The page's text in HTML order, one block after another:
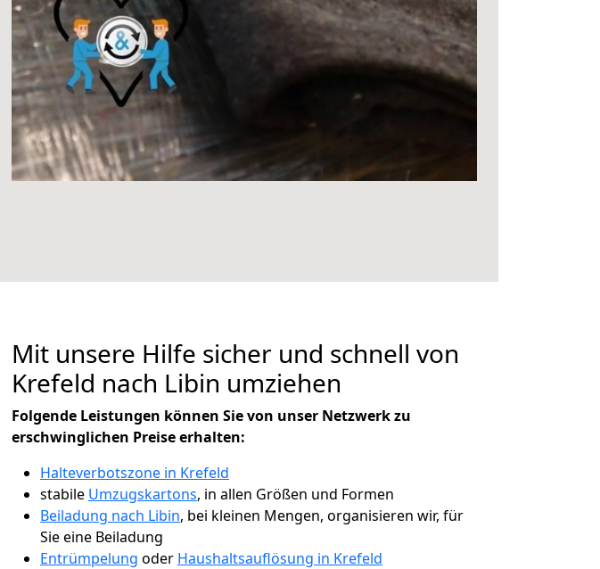
Mit unsere Hilfe sicher und schnell von
Krefeld nach Libin umziehen
Folgende Leistungen können Sie von unser Netzwerk zu
erschwinglichen Preise erhalten:
Halteverbotszone in Krefeld
stabile Umzugskartons, in allen Größen und Formen
Beiladung nach Libin, bei kleinen Mengen, organisieren wir, für
Sie eine Beiladung
Entrümpelung oder Haushaltsauflösung in Krefeld